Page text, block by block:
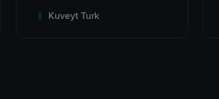
Kuveyt Turk